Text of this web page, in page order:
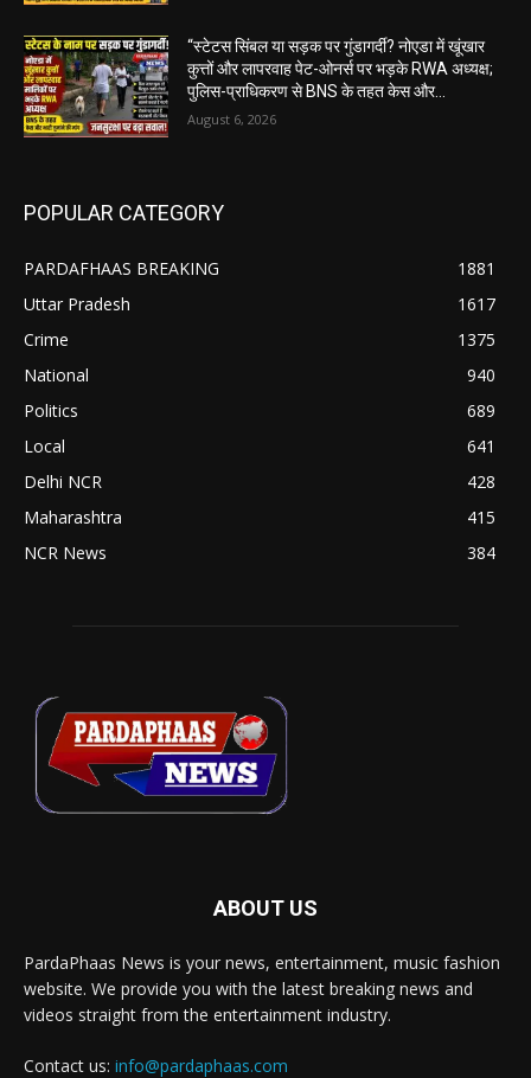
“स्टेटस सिंबल या सड़क पर गुंडागर्दी? नोएडा में खूंखार
कुत्तों और लापरवाह पेट-ओनर्स पर भड़के RWA अध्यक्ष;
पुलिस-प्राधिकरण से BNS के तहत केस और...
August 6, 2026
POPULAR CATEGORY
PARDAFHAAS BREAKING
1881
Uttar Pradesh
1617
Crime
1375
National
940
Politics
689
Local
641
Delhi NCR
428
Maharashtra
415
NCR News
384
ABOUT US
PardaPhaas News is your news, entertainment, music fashion
website. We provide you with the latest breaking news and
videos straight from the entertainment industry.
Contact us: info@pardaphaas.com